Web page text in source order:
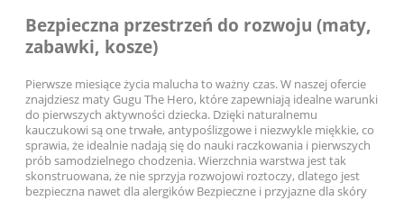
Bezpieczna przestrzeń do rozwoju (maty,
zabawki, kosze)
Pierwsze miesiące życia malucha to ważny czas. W naszej ofercie
znajdziesz maty Gugu The Hero, które zapewniają idealne warunki
do pierwszych aktywności dziecka. Dzięki naturalnemu
kauczukowi są one trwałe, antypoślizgowe i niezwykle miękkie, co
sprawia, że idealnie nadają się do nauki raczkowania i pierwszych
prób samodzielnego chodzenia. Wierzchnia warstwa jest tak
skonstruowana, że nie sprzyja rozwojowi roztoczy, dlatego jest
bezpieczna nawet dla alergików Bezpieczne i przyjazne dla skóry